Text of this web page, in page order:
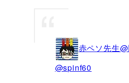
赤ペソ先生
@spinf60